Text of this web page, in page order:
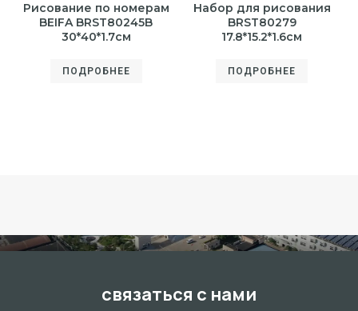
Рисование по номерам
BEIFA BRST80245B
30*40*1.7см
ПОДРОБНЕЕ
Набор для рисования
BRST80279
17.8*15.2*1.6см
ПОДРОБНЕЕ
связаться с нами